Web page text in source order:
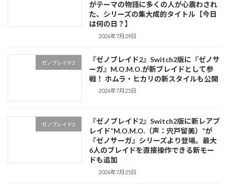
がテーマの物語に多くの人が心震わされ
た、シリーズの集大成的タイトル【今日
は何の日？】
2026年7月29日
ゼノブレイド2
『ゼノブレイド2』Switch2版に『ゼノサ
ーガ』M.O.M.O.が新ブレイドとして参
戦！ ホムラ・ヒカリの新スタイルも公開
2026年7月25日
ゼノブレイド2
『ゼノブレイド2』Switch2版に新レアブ
レイド“M.O.M.O.（声：宍戸留美）”が
『ゼノサーガ』シリーズより登場。最大
6人のブレイドを直接操作できる新モー
ドも追加
2026年7月25日